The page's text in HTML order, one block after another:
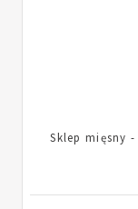
Sklep mięsny -